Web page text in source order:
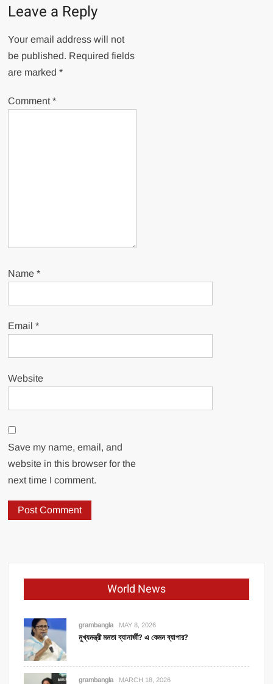
Leave a Reply
Your email address will not
be published. Required fields
are marked*
Comment*
Name*
Email*
Website
Save my name, email, and
website in this browser for the
next time I comment.
World News
grambangla MAY 8, 2026
মুখ্যমন্ত্রী মমতা ব্যানার্জী? এ কেমন ব্যাপার?
grambangla MARCH 18, 2026